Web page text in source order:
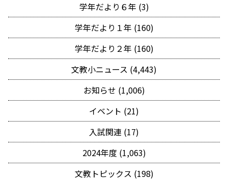
学年だより６年 (3)
学年だより１年 (160)
学年だより２年 (160)
文教小ニュース (4,443)
お知らせ (1,006)
イベント (21)
入試関連 (17)
2024年度 (1,063)
文教トピックス (198)